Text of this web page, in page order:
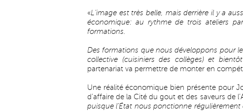
«L’image est très belle, mais derrière il y a
économique: au rythme de trois ateliers
formations.
Des formations que nous développons pour
collective (cuisiniers des collèges) et
partenariat va permettre de monter en
Une réalité économique bien présente pour
d’affaire de la Cité du gout et des saveurs de
puisque l’État nous ponctionne